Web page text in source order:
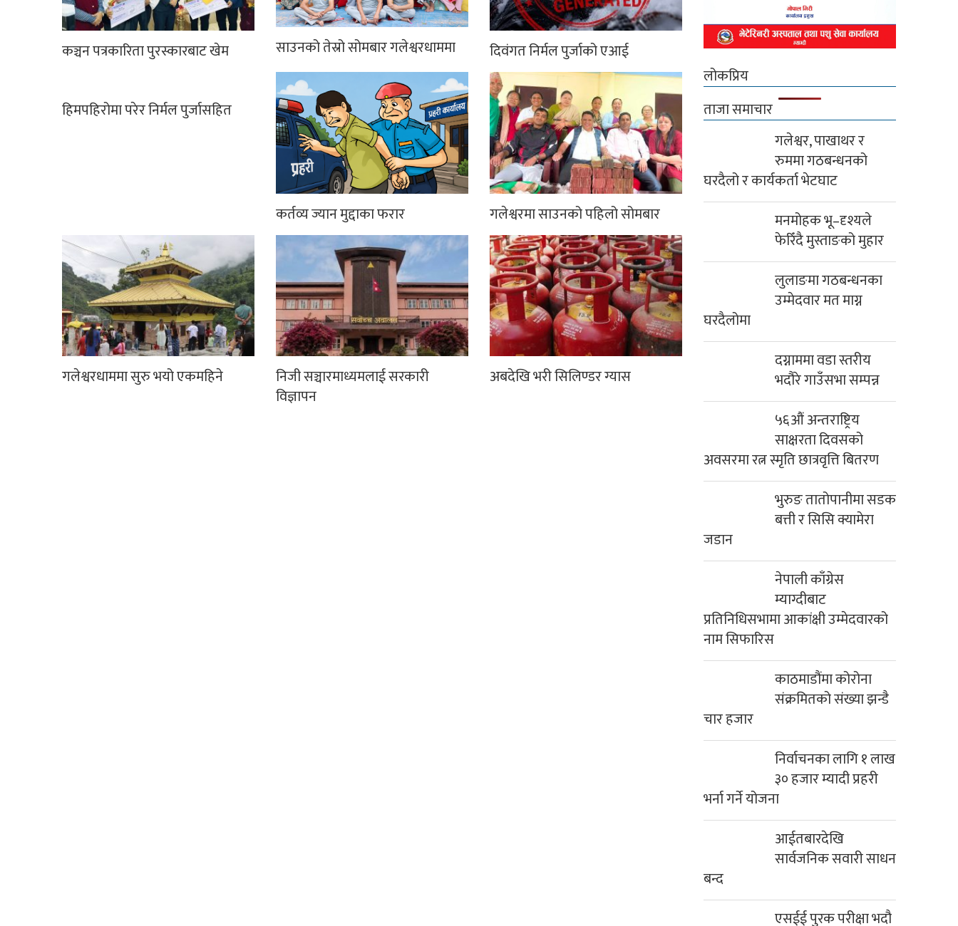
कञ्चन पत्रकारिता पुरस्कारबाट खेम साउनको तेस्रो सोमबार गलेश्वरधाममा दिवंगत निर्मल पुर्जाको एआई
हिमपहिरोमा परेर निर्मल पुर्जासहित
कर्तव्य ज्यान मुद्दाका फरार गलेश्वरमा साउनको पहिलो सोमबार
गलेश्वरधाममा सुरु भयो एकमहिने
निजी सञ्चारमाध्यमलाई सरकारी
विज्ञापन
अबदेखि भरी सिलिण्डर ग्यास
लोकप्रिय
ताजा समाचार
गलेश्वर, पाखाथर र
रुममा गठबन्धनको
घरदैलो र कार्यकर्ता भेटघाट
मनमोहक भू–दृश्यले
फेरिँदै मुस्ताङको मुहार
लुलाङमा गठबन्धनका
उम्मेदवार मत माग्न
घरदैलोमा
दग्नाममा वडा स्तरीय
भदौरे गाउँसभा सम्पन्न
५६औं अन्तराष्ट्रिय
साक्षरता दिवसको
अवसरमा रत्न स्मृति छात्रवृत्ति बितरण
भुरुङ तातोपानीमा सडक
बत्ती र सिसि क्यामेरा
जडान
नेपाली काँग्रेस
म्याग्दीबाट
प्रतिनिधिसभामा आकांक्षी उम्मेदवारको
नाम सिफारिस
काठमाडौंमा कोरोना
संक्रमितको संख्या झन्डै
चार हजार
निर्वाचनका लागि १ लाख
३० हजार म्यादी प्रहरी
भर्ना गर्ने योजना
आईतबारदेखि
सार्वजनिक सवारी साधन
बन्द
एसईई पुरक परीक्षा भदौ